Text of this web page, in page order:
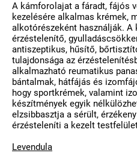
A kámforolajat a fáradt, fájós
kezelésére alkalmas krémek,
alkotórészeként használják.
érzéstelenítő,
antiszeptikus, hűsítő,
tulajdonsága az
alkalmazható reumatikus
bántalmak, hátfájás és
hogy sportkrémek, valamint
készítmények egyik
elzsibbasztja a sérült,
érzésteleníti a kezelt
Levendula